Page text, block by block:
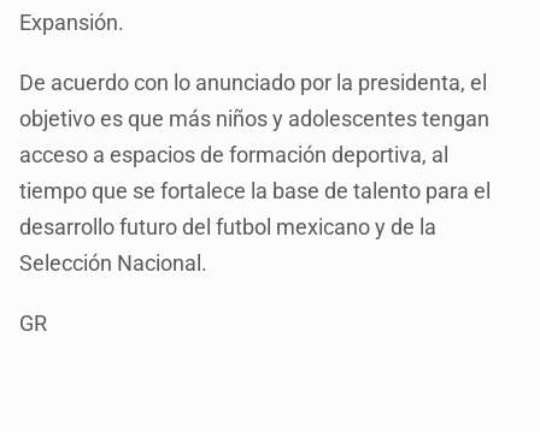
Expansión.
De acuerdo con lo anunciado por la presidenta, el
objetivo es que más niños y adolescentes tengan
acceso a espacios de formación deportiva, al
tiempo que se fortalece la base de talento para el
desarrollo futuro del futbol mexicano y de la
Selección Nacional.
GR